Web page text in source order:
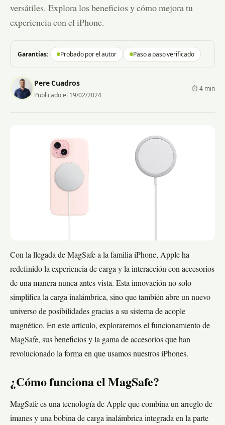
versátiles. Explora los beneficios y cómo mejora tu
experiencia con el iPhone.
Garantías: Probado por el autor Paso a paso verificado
Pere Cuadros
Publicado el 19/02/2024
⏱ 4 min
Con la llegada de MagSafe a la familia iPhone, Apple ha
redefinido la experiencia de carga y la interacción con accesorios
de una manera nunca antes vista. Esta innovación no solo
simplifica la carga inalámbrica, sino que también abre un nuevo
universo de posibilidades gracias a su sistema de acople
magnético. En este artículo, exploraremos el funcionamiento de
MagSafe, sus beneficios y la gama de accesorios que han
revolucionado la forma en que usamos nuestros iPhones.
¿Cómo funciona el MagSafe?
MagSafe es una tecnología de Apple que combina un arreglo de
imanes y una bobina de carga inalámbrica integrada en la parte